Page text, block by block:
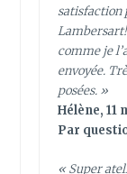
satisfaction
comme je
envoyée.
posées. »
Hélène, 11
Par
« Super